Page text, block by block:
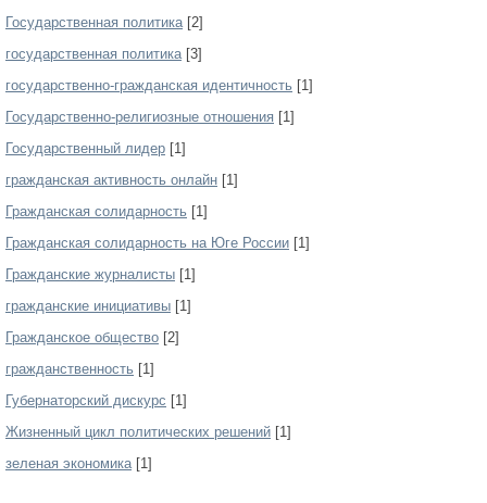
Государственная политика[2]
государственная политика[3]
государственно-гражданская идентичность [1]
Государственно-религиозные отношения [1]
Государственный лидер [1]
гражданская активность онлайн [1]
Гражданская солидарность [1]
Гражданская солидарность на Юге России [1]
Гражданские журналисты [1]
гражданские инициативы [1]
Гражданское общество [2]
гражданственность [1]
Губернаторский дискурс [1]
Жизненный цикл политических решений [1]
зеленая экономика[1]